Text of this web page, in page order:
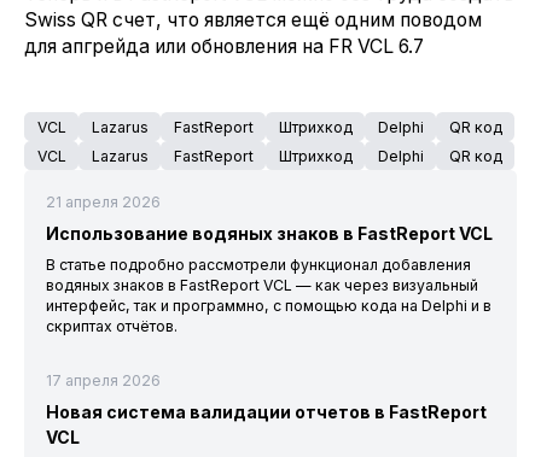
Swiss QR счет, что является ещё одним поводом
для апгрейда или обновления на FR VCL 6.7
VCL Lazarus FastReport Штрихкод Delphi
QR код
VCL
Lazarus FastReport Штрихкод Delphi QR код
21 апреля 2026
Использование водяных знаков в FastReport VCL
В статье подробно рассмотрели функционал добавления
водяных знаков в FastReport VCL — как через визуальный
интерфейс, так и программно, с помощью кода на Delphi и в
скриптах отчётов.
17 апреля 2026
Новая система валидации отчетов в FastReport
VCL